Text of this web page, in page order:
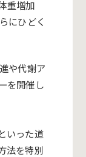
重増加
にひどく
や代謝ア
を開催し
いった道
法を特別